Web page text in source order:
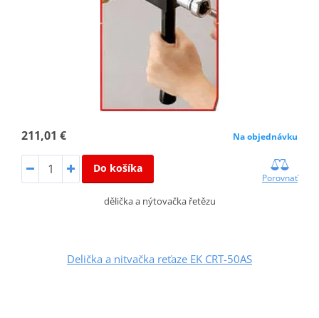
211,01 € Na objednávku
Do košíka
Porovnať
dělička a nýtovačka řetězu
Delička a nitvačka reťaze EK CRT-50AS